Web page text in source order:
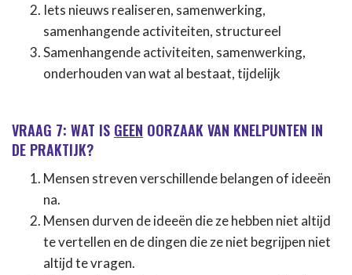
Iets nieuws realiseren, samenwerking,
samenhangende activiteiten, structureel
Samenhangende activiteiten, samenwerking,
onderhouden van wat al bestaat, tijdelijk
VRAAG 7: WAT IS GEEN OORZAAK VAN KNELPUNTEN IN
DE PRAKTIJK?
Mensen streven verschillende belangen of ideeën
na.
Mensen durven de ideeën die ze hebben niet altijd
te vertellen en de dingen die ze niet begrijpen niet
altijd te vragen.